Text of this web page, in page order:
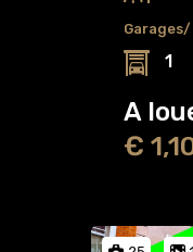
1
A
€